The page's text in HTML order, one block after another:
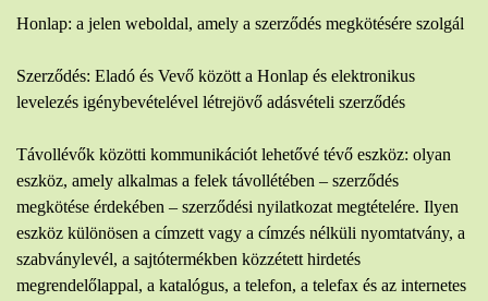
Honlap: a jelen weboldal, amely a szerződés megkötésére szolgál
Szerződés: Eladó és Vevő között a Honlap és elektronikus
levelezés igénybevételével létrejövő adásvételi szerződés
Távollévők közötti kommunikációt lehetővé tévő eszköz: olyan
eszköz, amely alkalmas a felek távollétében – szerződés
megkötése érdekében – szerződési nyilatkozat megtételére. Ilyen
eszköz különösen a címzett vagy a címzés nélküli nyomtatvány, a
szabványlevél, a sajtótermékben közzétett hirdetés
megrendelőlappal, a katalógus, a telefon, a telefax és az internetes